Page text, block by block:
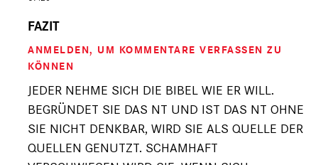
auf
Peter
B.
registriert)
FAZIT
ANMELDEN, UM KOMMENTARE VERFASSEN ZU
KÖNNEN
JEDER NEHME SICH DIE BIBEL WIE ER WILL.
BEGRÜNDET SIE DAS NT UND IST DAS NT OHNE
SIE NICHT DENKBAR, WIRD SIE ALS QUELLE DER
QUELLEN GENUTZT. SCHAMHAFT